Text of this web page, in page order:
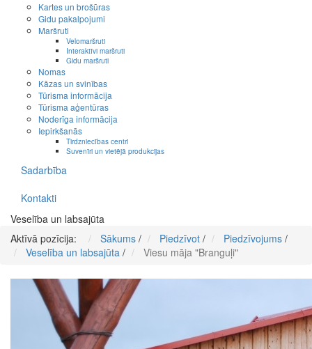
Kartes un brošūras
Gidu pakalpojumi
Maršruti
Velomaršruti
Interaktīvi maršruti
Gidu maršruti
Nomas
Kāzas un svinības
Tūrisma informācija
Tūrisma aģentūras
Noderīga informācija
Iepirkšanās
Tirdzniecības centri
Suvenīri un vietējā produkcijas
Sadarbība
Kontakti
Veselība un labsajūta
Aktīvā pozīcija:
Sākums / Piedzīvot / Piedzīvojums /
Veselība un labsajūta / Viesu māja "Branguļi"